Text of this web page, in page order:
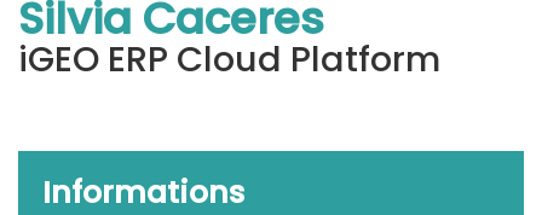
Silvia Caceres
iGEO ERP Cloud Platform
Informations